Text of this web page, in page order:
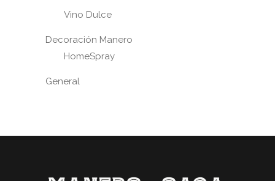
Vino Dulce
Decoración Manero
HomeSpray
General